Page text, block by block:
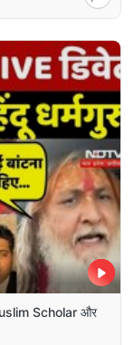
Scholar और